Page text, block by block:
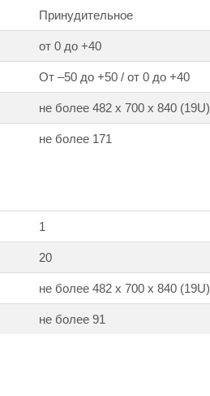
Принудительное
от 0 до +40
От –50 до +50 / от 0 до +40
не более 482 х 700 х 840 (19U)
не более 171
1
20
не более 482 х 700 х 840 (19U)
не более 91